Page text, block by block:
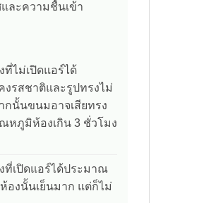
ละความชื้นเข้า
ไม่เปิดแอร์ได้
รสชาติและรูปทรงไม่
กนั้นขนมอาจเสียทรง
หภูมิห้องเกิน 3 ชั่วโมง
เปิดแอร์ได้ประมาณ
องนั้นเย็นมาก แต่ก็ไม่